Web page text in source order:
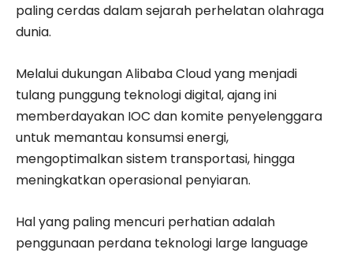
paling cerdas dalam sejarah perhelatan olahraga
dunia.
Melalui dukungan Alibaba Cloud yang menjadi
tulang punggung teknologi digital, ajang ini
memberdayakan IOC dan komite penyelenggara
untuk memantau konsumsi energi,
mengoptimalkan sistem transportasi, hingga
meningkatkan operasional penyiaran.
Hal yang paling mencuri perhatian adalah
penggunaan perdana teknologi large language